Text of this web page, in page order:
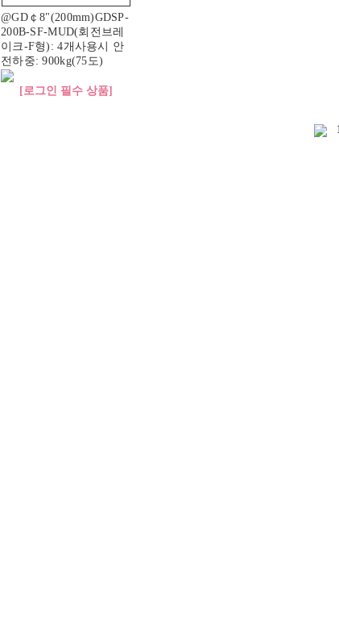
@GD￠8"(200mm)GDSP-
200B-SF-MUD(회전브레
이크-F형): 4개사용시 안
전하중: 900kg(75도)
[로그인 필수 상품]